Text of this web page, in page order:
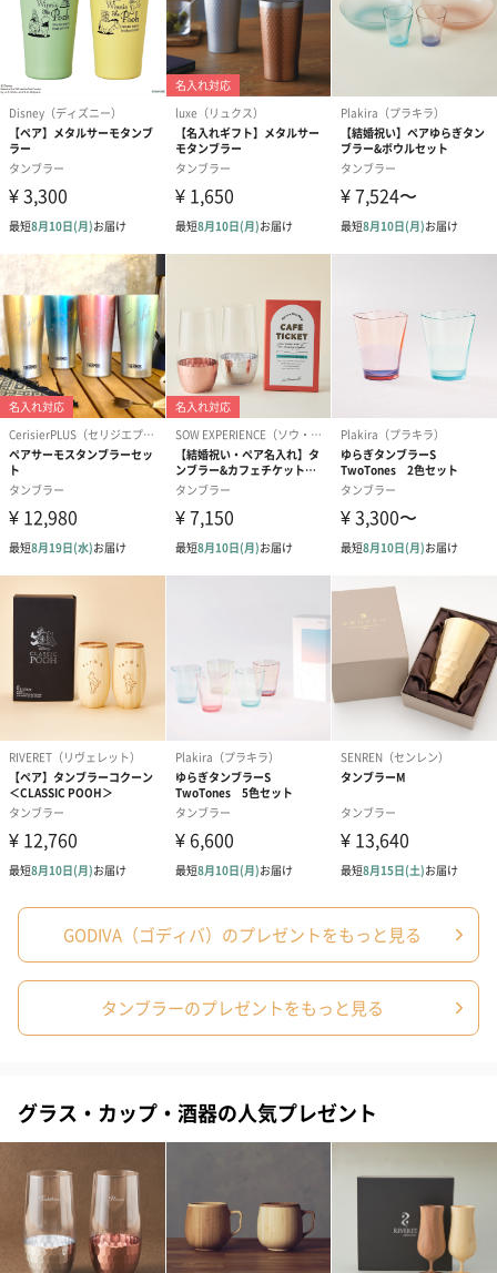
幸せなひとときをお届けすることです。
トリュフやプラリネから、焼き菓子、アイスクリーム、チョコレ
ートドリンク、チョコレートの魅力を様々に活かした製品ととも
に、世界中のお客様にプレミアムなチョコレート体験をご提案し
てまいります。
商品詳細情報
母の日タンブ
ラー
◼︎素材
ステンレス（18-8）
◼︎サイズ
330ml：直径83mm×108mm
380ml：直径84mm×高さ112mm
◼︎内容量／内容物
取説付（紙箱面）
330ml：内容量：330ml
380ml：内容量：380ml
あまおう苺ラ
ッキー アソ
ートメント
（8枚入）
◼︎原材料
＜あまおう苺＆ホワイトチョコレート＞
チョコレート（ベルギー製造、国内製造）、小麦粉、
卵白、粉糖、バター、マーガリン、砂糖、加糖練乳、
凍結乾燥食品（乳糖、いちご、デキストリン）、でん
粉加工品（でん粉、砂糖、ストロベリー濃縮果汁、い
剤、着色料（紅麹、赤40、青1、カロテン）、糊料
（ペクチン）、甘味料（ステビア）、（一部に小麦・
＜あまおう苺＆ミルクチョコレート＞
チョコレート（ベルギー製造）、小麦粉、卵白、粉
糖、ショートニング、バター、砂糖、加糖練乳、でん
粉加工品（でん粉、砂糖、ストロベリー濃縮果汁、い
ちご）、凍結乾燥食品（乳糖、いちご、デキストリ
ン）、ココアパウダー、食塩、レモン濃縮果汁／香
料、酸味料、乳化剤、着色料（紅麹、赤40、青1）、
糊料（ペクチン）、甘味料（ステビア）、（一部に小
麦・卵・乳成分・大豆を含む）
◼︎アレルゲン情報
小麦・卵・乳成分・大豆
◼︎内容量／数量
93g／8枚
14日以上
◼︎個包装有無
有
◼︎外装サイズ
縦88×横244×高さ26mm
あまおう苺ラ
ングドシャク
り)
チョコレート（ベルギー製造、国内製造）、小麦粉、
ちご）、食塩、レモン濃縮果汁／香料、酸味料、乳化
卵・乳成分・大豆を含む）
小麦・卵・乳成分・大豆
◼︎内容量／数量
36g／4枚
◼︎購入者最低保証残存賞味期限
GODIVA（ゴディバ）のプレゼントをもっと見る
タンブラーのプレゼントをもっと見る
グラス・カップ・酒器の人気プレゼント